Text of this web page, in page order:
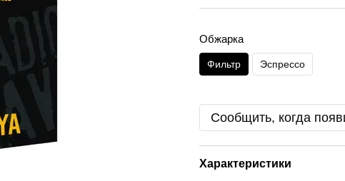
Обжарка
Фильтр Эспрессо
Сообщить, когда
Характеристики